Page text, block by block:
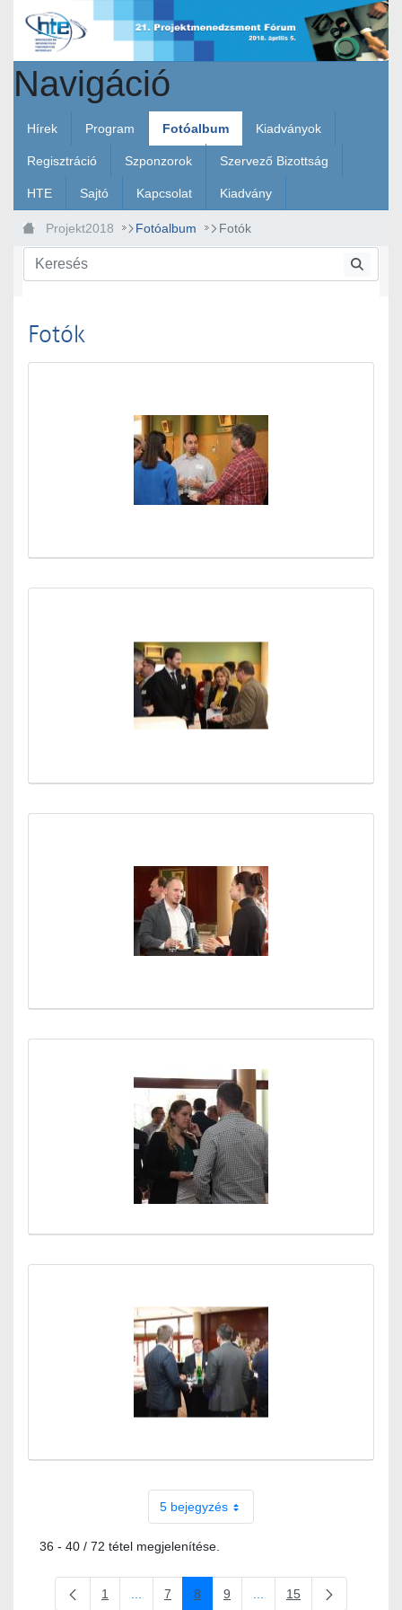
Ugrás a fő tartalomhoz
Navigáció
Hírek Program Fotóalbum Kiadványok
Regisztráció Szponzorok Szervező Bizottság
HTE Sajtó Kapcsolat Kiadvány
Projekt2018 Fotóalbum Fotók
Fotók
5 bejegyzés
36 - 40 / 72 tétel megjelenítése.
Oldal
1 Köztes oldalak Navigáljon a TAB billentyűvel.
Oldal
7 Oldal
8 Oldal
9 Köztes oldalak
Oldal
15